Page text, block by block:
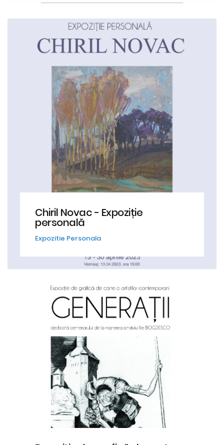
Chiril Novac - Expoziție
personală
Expozitie Personala